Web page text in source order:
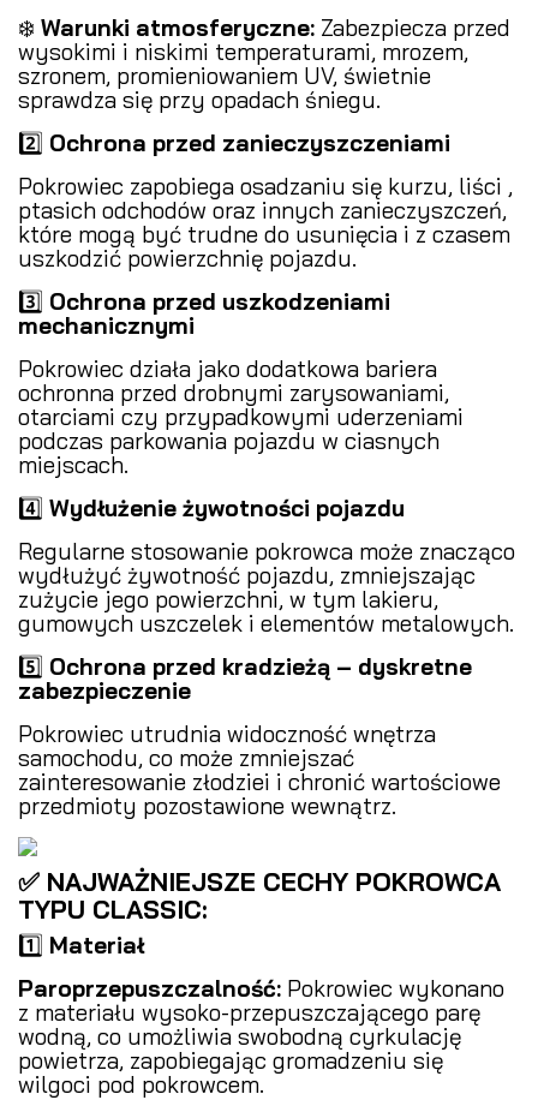
❄️ Warunki atmosferyczne: Zabezpiecza przed
wysokimi i niskimi temperaturami, mrozem,
szronem, promieniowaniem UV, świetnie
sprawdza się przy opadach śniegu.
2️⃣ Ochrona przed zanieczyszczeniami
Pokrowiec zapobiega osadzaniu się kurzu, liści ,
ptasich odchodów oraz innych zanieczyszczeń,
które mogą być trudne do usunięcia i z czasem
uszkodzić powierzchnię pojazdu.
3️⃣ Ochrona przed uszkodzeniami
mechanicznymi
Pokrowiec działa jako dodatkowa bariera
ochronna przed drobnymi zarysowaniami,
otarciami czy przypadkowymi uderzeniami
podczas parkowania pojazdu w ciasnych
miejscach.
4️⃣ Wydłużenie żywotności pojazdu
Regularne stosowanie pokrowca może znacząco
wydłużyć żywotność pojazdu, zmniejszając
zużycie jego powierzchni, w tym lakieru,
gumowych uszczelek i elementów metalowych.
5️⃣ Ochrona przed kradzieżą – dyskretne
zabezpieczenie
Pokrowiec utrudnia widoczność wnętrza
samochodu, co może zmniejszać
zainteresowanie złodziei i chronić wartościowe
przedmioty pozostawione wewnątrz.
✅ NAJWAŻNIEJSZE CECHY POKROWCA
TYPU CLASSIC:
1️⃣ Materiał
Paroprzepuszczalność: Pokrowiec wykonano
z materiału wysoko-przepuszczającego parę
wodną, co umożliwia swobodną cyrkulację
powietrza, zapobiegając gromadzeniu się
wilgoci pod pokrowcem.